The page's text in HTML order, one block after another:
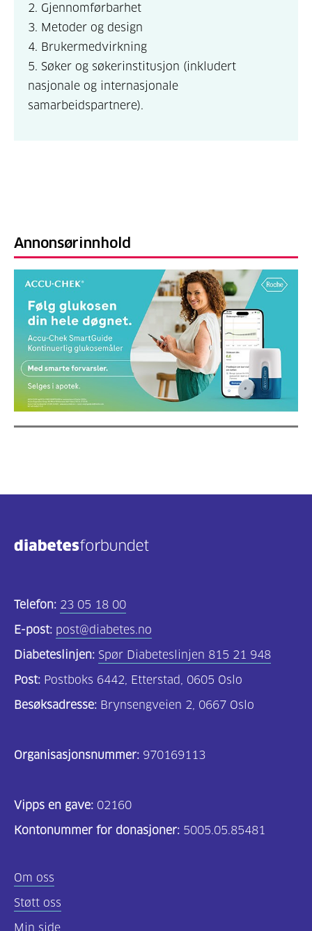
2. Gjennomførbarhet
3. Metoder og design
4. Brukermedvirkning
5. Søker og søkerinstitusjon (inkludert
nasjonale og internasjonale
samarbeidspartnere).
Annonsørinnhold
Telefon: 23 05 18 00
E-post: post@diabetes.no
Diabeteslinjen: Spør Diabeteslinjen 815 21 948
Post: Postboks 6442, Etterstad, 0605 Oslo
Besøksadresse: Brynsengveien 2, 0667 Oslo
Organisasjonsnummer: 970169113
Vipps en gave: 02160
Kontonummer for donasjoner: 5005.05.85481
Om oss
Støtt oss
Min side